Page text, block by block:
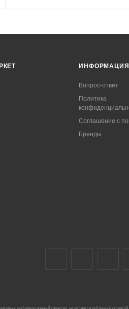
ИНФОРМАЦИЯ
Вопрос-ответ
Политика
Соглашение с
Бренды